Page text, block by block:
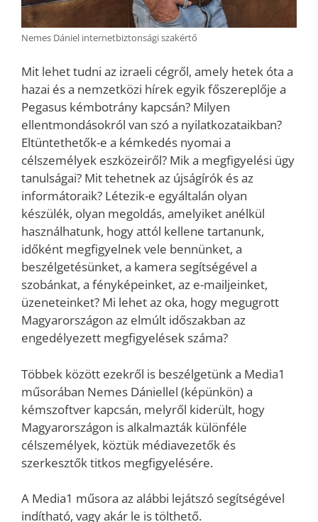
Nemes Dániel internetbiztonsági szakértő
Mit lehet tudni az izraeli cégről, amely hetek óta a
hazai és a nemzetközi hírek egyik főszereplője a
Pegasus kémbotrány kapcsán? Milyen
ellentmondásokról van szó a nyilatkozataikban?
Eltüntethetők-e a kémkedés nyomai a
célszemélyek eszközeiről? Mik a megfigyelési ügy
tanulságai? Mit tehetnek az újságírók és az
informátoraik? Létezik-e egyáltalán olyan
készülék, olyan megoldás, amelyiket anélkül
használhatunk, hogy attól kellene tartanunk,
időként megfigyelnek vele bennünket, a
beszélgetésünket, a kamera segítségével a
szobánkat, a fényképeinket, az e-mailjeinket,
üzeneteinket? Mi lehet az oka, hogy megugrott
Magyarországon az elmúlt időszakban az
engedélyezett megfigyelések száma?
Többek között ezekről is beszélgetünk a Media1
műsorában Nemes Dániellel (képünkön) a
kémszoftver kapcsán, melyről kiderült, hogy
Magyarországon is alkalmazták különféle
célszemélyek, köztük médiavezetők és
szerkesztők titkos megfigyelésére.
A Media1 műsora az alábbi lejátszó segítségével
indítható, vagy akár le is tölthető.